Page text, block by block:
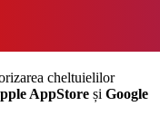
cheltuielilor
AppStore și Google